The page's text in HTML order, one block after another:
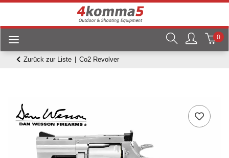
0
Zurück zur Liste Co2 Revolver